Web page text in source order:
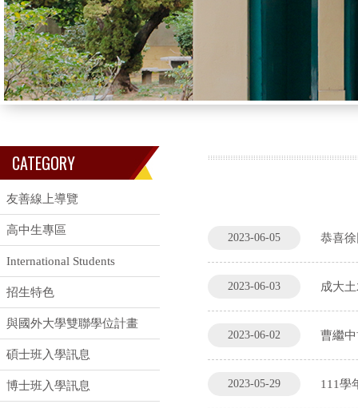
CATEGORY
友善線上導覽
高中生專區
International Students
招生特色
與國外大學雙聯學位計畫
碩士班入學訊息
博士班入學訊息
2023-06-05 恭喜
2023-06-03 成大
2023-06-02 曹繼
2023-05-29 111學